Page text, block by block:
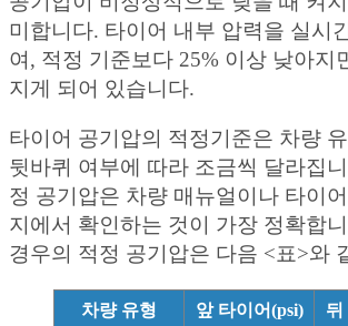
미합니다. 타이어 내부 압력을 실시
여, 적정 기준보다 25% 이상 낮아지
지게 되어 있습니다.
타이어 공기압의 적정기준은 차량
뒷바퀴 여부에 따라 조금씩 달라집
정 공기압은 차량 매뉴얼이나 타이
지에서 확인하는 것이 가장 정확합
경우의 적정 공기압은 다음 <표>와
차량 유형 앞 타이어(psi) 뒤